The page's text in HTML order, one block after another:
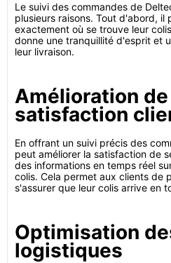
Le suivi des commandes de
plusieurs raisons. Tout d'abord,
exactement où se trouve leur
donne une tranquillité d'esprit et
leur livraison.
Amélioration de
satisfaction
En offrant un suivi précis des
peut améliorer la satisfaction de
des informations en temps réel
colis. Cela permet aux clients de
s'assurer que leur colis arrive en
Optimisation
logistiques